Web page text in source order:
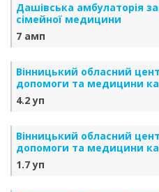
Дашівська амбулаторія
сімейної медицини
7 амп
Вінницький обласний
допомоги та медицини
4.2 уп
Вінницький обласний
допомоги та медицини
1.7 уп